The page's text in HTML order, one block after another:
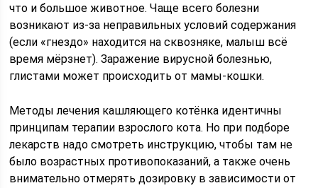
что и большое животное. Чаще всего болезни
возникают из-за неправильных условий содержания
(если «гнездо» находится на сквозняке, малыш всё
время мёрзнет). Заражение вирусной болезнью,
глистами может происходить от мамы-кошки.
Методы лечения кашляющего котёнка идентичны
принципам терапии взрослого кота. Но при подборе
лекарств надо смотреть инструкцию, чтобы там не
было возрастных противопоказаний, а также очень
внимательно отмерять дозировку в зависимости от